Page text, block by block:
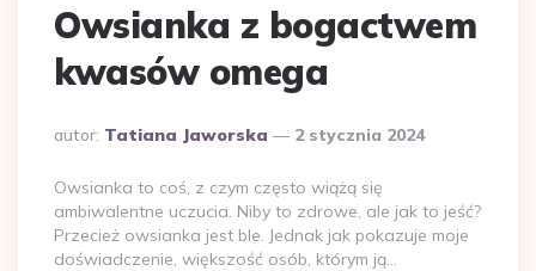
Owsianka z bogactwem
kwasów omega
Dodane
autor: Tatiana Jaworska 2 stycznia 2024
Owsianka to coś, z czym często wiążą się
ambiwalentne uczucia. Niby to zdrowe, ale jak to jeść?
Przecież owsianka jest ble. Jednak jak pokazuje moje
doświadczenie, większość osób, którym ją…